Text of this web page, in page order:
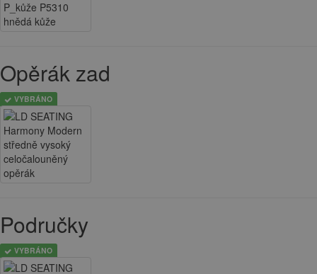
Opěrák zad
VYBRÁNO
Područky
VYBRÁNO